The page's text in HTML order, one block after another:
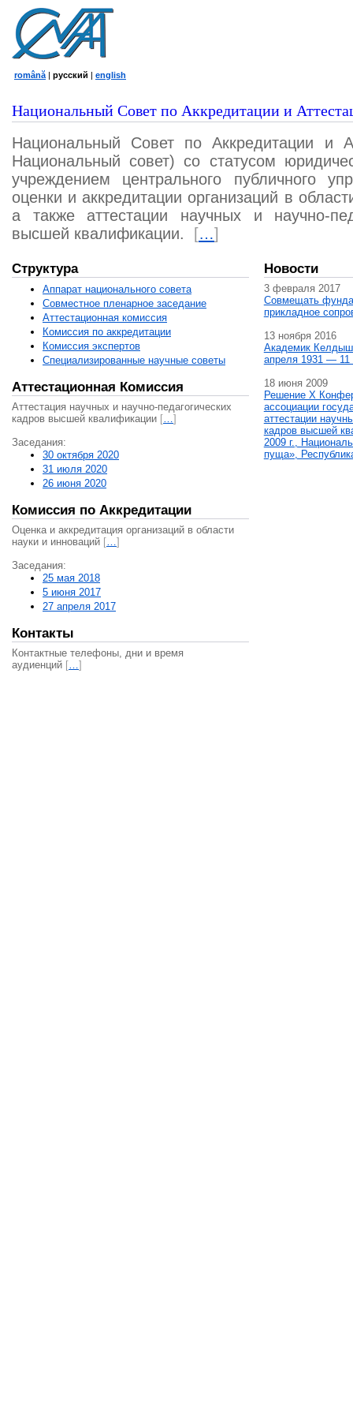
română | русский | english
Национальный Совет по Аккредитации и
Национальный Совет по Аккредитации и
Национальный совет) со статусом
учреждением центрального публичного
оценки и аккредитации организаций в
а также аттестации научных и научно-
высшей квалификации.
[…]
Структура
Аппарат национального совета
Совместное пленарное заседание
Аттестационная комисcия
Комиссия по аккредитации
Комиссия экспертов
Специализированные научные советы
Аттестационная Комиссия
Аттестация научных и научно-педагогических
кадров высшей квалификации […]
Заседания:
30 октября 2020
31 июля 2020
26 июня 2020
Комиссия по Аккредитации
Оценка и аккредитация организаций в области
науки и инноваций […]
Заседания:
25 мая 2018
5 июня 2017
27 апреля 2017
Контакты
Контактные телефоны, дни и время
аудиенций […]
Новости
3 февраля 2017
Совмещать
прикладное
13 ноября 2016
Академик
апреля 1931 — 11
18 июня 2009
Решение X
ассоциации
аттестации
кадров высшей
2009 г.,
пуща»,